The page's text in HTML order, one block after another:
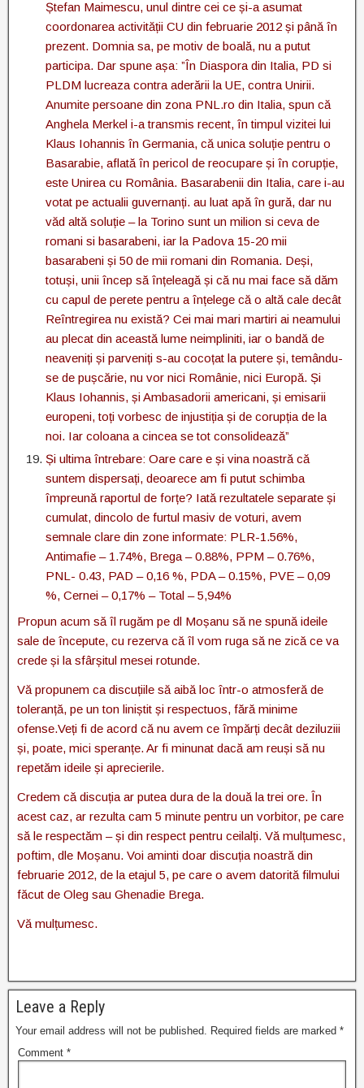
Ștefan Maimescu, unul dintre cei ce și-a asumat
coordonarea activității CU din februarie 2012 și până în
prezent. Domnia sa, pe motiv de boală, nu a putut
participa. Dar spune așa: ”În Diaspora din Italia, PD si
PLDM lucreaza contra aderării la UE, contra Unirii.
Anumite persoane din zona PNL.ro din Italia, spun că
Anghela Merkel i-a transmis recent, în timpul vizitei lui
Klaus Iohannis în Germania, că unica soluție pentru o
Basarabie, aflată în pericol de reocupare și în corupție,
este Unirea cu România. Basarabenii din Italia, care i-au
votat pe actualii guvernanți. au luat apă în gură, dar nu
văd altă soluție – la Torino sunt un milion si ceva de
romani si basarabeni, iar la Padova 15-20 mii
basarabeni și 50 de mii romani din Romania. Deși,
totuși, unii încep să înțeleagă și că nu mai face să dăm
cu capul de perete pentru a înțelege că o altă cale decât
Reîntregirea nu există? Cei mai mari martiri ai neamului
au plecat din această lume neimpliniti, iar o bandă de
neaveniți și parveniți s-au cocoțat la putere și, temându-
se de pușcărie, nu vor nici Românie, nici Europă. Și
Klaus Iohannis, și Ambasadorii americani, și emisarii
europeni, toți vorbesc de injustiția și de corupția de la
noi. Iar coloana a cincea se tot consolidează”
Și ultima întrebare: Oare care e și vina noastră că
suntem dispersați, deoarece am fi putut schimba
împreună raportul de forțe? Iată rezultatele separate și
cumulat, dincolo de furtul masiv de voturi, avem
semnale clare din zone informate: PLR-1.56%,
Antimafie – 1.74%, Brega – 0.88%, PPM – 0.76%,
PNL- 0.43, PAD – 0,16 %, PDA – 0.15%, PVE – 0,09
%, Cernei – 0,17% – Total – 5,94%
Propun acum să îl rugăm pe dl Moșanu să ne spună ideile
sale de începute, cu rezerva că îl vom ruga să ne zică ce va
crede și la sfârșitul mesei rotunde.
Vă propunem ca discuțiile să aibă loc într-o atmosferă de
toleranță, pe un ton liniștit și respectuos, fără minime
ofense.Veți fi de acord că nu avem ce împărți decât deziluziii
și, poate, mici speranțe. Ar fi minunat dacă am reuși să nu
repetăm ideile și aprecierile.
Credem că discuția ar putea dura de la două la trei ore. În
acest caz, ar rezulta cam 5 minute pentru un vorbitor, pe care
să le respectăm – și din respect pentru ceilalți. Vă mulțumesc,
poftim, dle Moșanu. Voi aminti doar discuția noastră din
februarie 2012, de la etajul 5, pe care o avem datorită filmului
făcut de Oleg sau Ghenadie Brega.
Vă mulțumesc.
Leave a Reply
Your email address will not be published. Required fields are marked *
Comment *